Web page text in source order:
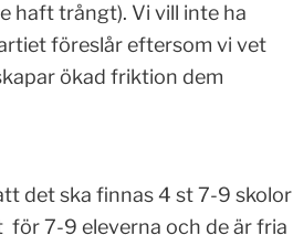
haft trångt). Vi vill inte ha
föreslår eftersom vi vet
ökad friktion dem
det ska finnas 4 st 7-9 skolor
för 7-9 eleverna och de är fria